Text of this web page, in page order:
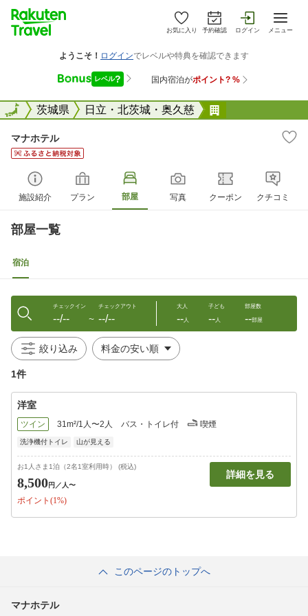
お気に入り 予約確認 ログイン メニュー
全国茨城県 日立・北茨城・奥久慈
全国
マナホテル
施設紹介 プラン 部屋 写真 クーポン クチコミ
部屋一覧
宿泊
チェックイン
--/-- 〜
チェックアウト
--/--
大人
--人
子ども
--人
部屋数
--部屋
絞り込み
1件
洋室
ツイン 31m²/1人〜2人 バス・トイレ付 喫煙
洗浄機付トイレ 山が見える
お1人さま1泊（2名1室利用時） (税込)
8,500円 ／人〜
ポイント(1%)
詳細を見る
このページのトップへ
マナホテル